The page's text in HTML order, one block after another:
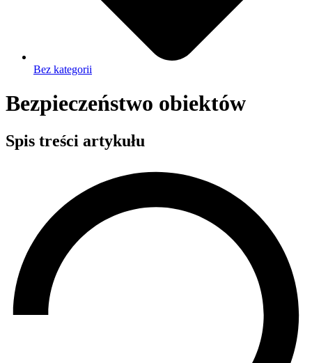
Bez kategorii
Bezpieczeństwo obiektów
Spis treści artykułu